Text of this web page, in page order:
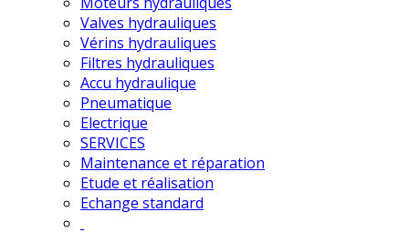
Valves hydrauliques
Vérins hydrauliques
Filtres hydrauliques
Accu hydraulique
Pneumatique
Electrique
SERVICES
Maintenance et réparation
Etude et réalisation
Echange standard